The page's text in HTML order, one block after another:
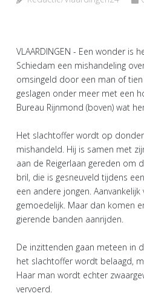
VLAARDINGEN - Een wonder is
Schiedam een mishandeling
omsingeld door een man of
geslagen onder meer met een
Bureau Rijnmond (boven) wat
Het slachtoffer wordt op
mishandeld. Hij is samen met
aan de Reigerlaan gereden om
bril, die is gesneuveld tijdens
een andere jongen.
gemoedelijk. Maar dan komen
gierende banden aanrijden.
De inzittenden gaan meteen in
het slachtoffer wordt belaagd,
Haar man wordt echter
vervoerd.